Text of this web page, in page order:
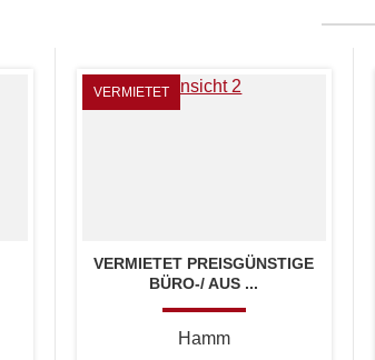
VERMIETET
VERMIETET PREISGÜNSTIGE
BÜRO-/ AUS ...
Hamm